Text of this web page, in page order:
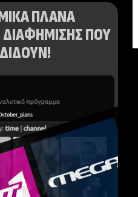
ΠΛΑΝΑ
ΠΟΥ